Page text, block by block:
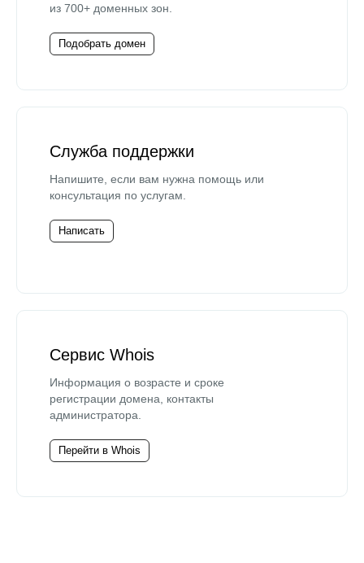
из 700+ доменных зон.
Подобрать домен
Служба поддержки
Напишите, если вам нужна помощь или
консультация по услугам.
Написать
Сервис Whois
Информация о возрасте и сроке
регистрации домена, контакты
администратора.
Перейти в Whois